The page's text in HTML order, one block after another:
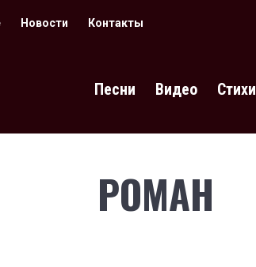
Новости Контакты
Песни Видео Стихи
РОМАН